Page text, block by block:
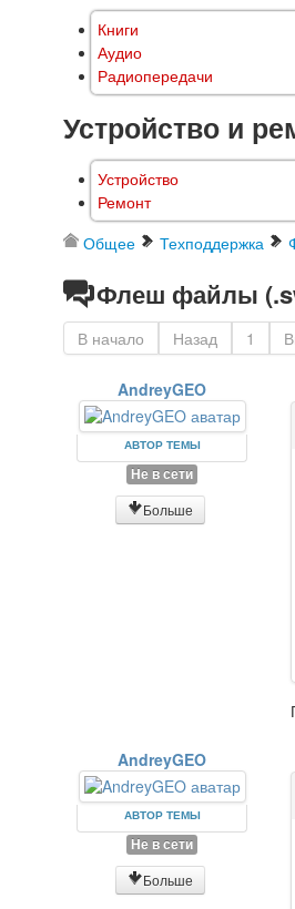
Книги
Аудио
Радиопередачи
Устройство и
Устройство
Ремонт
Общее Техподдержка
Флеш файлы
В начало Назад 1
AndreyGEO
АВТОР ТЕМЫ
Не в сети
Больше
AndreyGEO
АВТОР ТЕМЫ
Не в сети
Больше